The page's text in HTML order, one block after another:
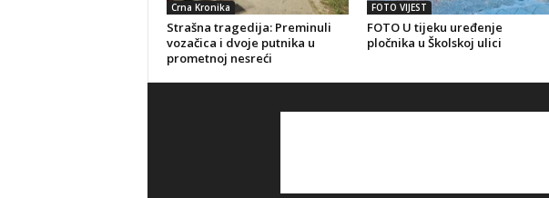
Crna Kronika
Strašna tragedija: Preminuli
vozačica i dvoje putnika u
prometnoj nesreći
FOTO VIJEST
FOTO U tijeku uređenje
pločnika u Školskoj ulici